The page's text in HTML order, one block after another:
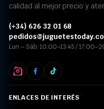
calidad al mejor precio y
(+34) 626 32 01 68
Lun – Sáb: 10:00–13:45 /
ENLACES DE INTERÉS